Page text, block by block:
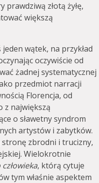
złotą żyłę,
większą
wątek, na przykład
oczywiście od
żadnej systematycznej
przedmiot narracji
Florencja, od
z największą
o sławetny syndrom
artystów i zabytków.
stronę zbrodni i trucizny,
Wielokrotnie
człowieka, którą cytuje
tym właśnie aspektem